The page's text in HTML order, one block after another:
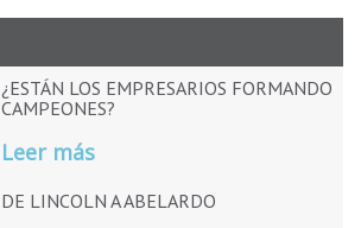
¿ESTÁN LOS EMPRESARIOS FORMANDO
CAMPEONES?
Leer más
DE LINCOLN A ABELARDO